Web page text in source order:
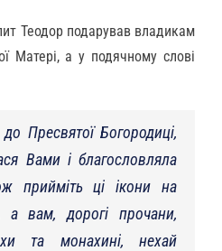
Теодор подарував владикам
Матері, а у подячному слові
Пресвятої Богородиці,
Вами і благословляла
прийміть ці ікони на
а вам, дорогі прочани,
та монахині, нехай